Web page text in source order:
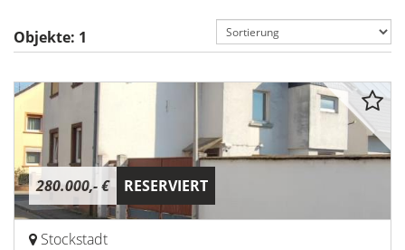
Objekte: 1
280.000,- € RESERVIERT
Stockstadt